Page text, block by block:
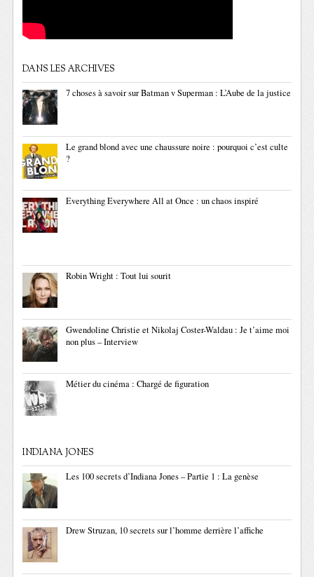
DANS LES ARCHIVES
7 choses à savoir sur Batman v Superman : L’Aube de la justice
Le grand blond avec une chaussure noire : pourquoi c’est culte
?
Everything Everywhere All at Once : un chaos inspiré
Robin Wright : Tout lui sourit
Gwendoline Christie et Nikolaj Coster-Waldau : Je t’aime moi
non plus – Interview
Métier du cinéma : Chargé de figuration
INDIANA JONES
Les 100 secrets d’Indiana Jones – Partie 1 : La genèse
Drew Struzan, 10 secrets sur l’homme derrière l’affiche